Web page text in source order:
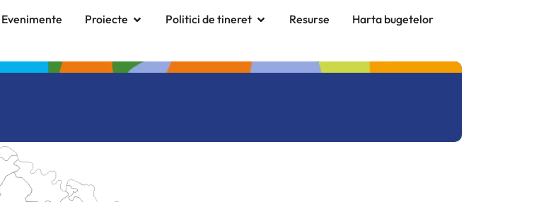
Evenimente Proiecte Politici de tineret Resurse Harta bugetelor